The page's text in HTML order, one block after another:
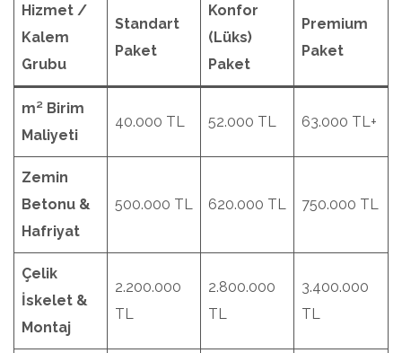
Hizmet /
Kalem
Grubu
Standart
Paket
Konfor
(Lüks)
Paket
Premium
Paket
m² Birim
Maliyeti
40.000 TL 52.000 TL 63.000 TL+
Zemin
Betonu &
Hafriyat
500.000 TL 620.000 TL 750.000 TL
Çelik
İskelet &
Montaj
2.200.000
TL
2.800.000
TL
3.400.000
TL